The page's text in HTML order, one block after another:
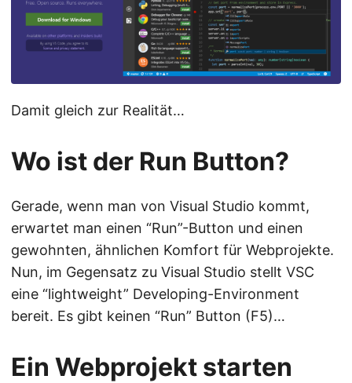
Damit gleich zur Realität…
Wo ist der Run Button?
Gerade, wenn man von Visual Studio kommt,
erwartet man einen “Run”-Button und einen
gewohnten, ähnlichen Komfort für Webprojekte.
Nun, im Gegensatz zu Visual Studio stellt VSC
eine “lightweight” Developing-Environment
bereit. Es gibt keinen “Run” Button (F5)…
Ein Webprojekt starten